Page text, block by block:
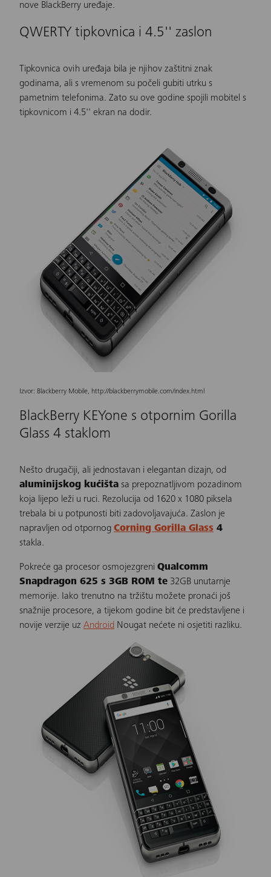
nove BlackBerry uređaje.
QWERTY tipkovnica i 4.5'' zaslon
Tipkovnica ovih uređaja bila je njihov zaštitni znak
godinama, ali s vremenom su počeli gubiti utrku s
pametnim telefonima. Zato su ove godine spojili mobitel s
tipkovnicom i 4.5'' ekran na dodir.
Izvor: Blackberry Mobile, http://blackberrymobile.com/index.html
BlackBerry KEYone s otpornim Gorilla
Glass 4 staklom
Nešto drugačiji, ali jednostavan i elegantan dizajn, od
aluminijskog kućišta sa prepoznatljivom pozadinom
koja lijepo leži u ruci. Rezolucija od 1620 x 1080 piksela
trebala bi u potpunosti biti zadovoljavajuća. Zaslon je
napravljen od otpornog Corning Gorilla Glass 4
stakla.
Pokreće ga procesor osmojezgreni Qualcomm
Snapdragon 625 s 3GB ROM te 32GB unutarnje
memorije. Iako trenutno na tržištu možete pronaći još
snažnije procesore, a tijekom godine bit će predstavljene i
novije verzije uz Android Nougat nećete ni osjetiti razliku.